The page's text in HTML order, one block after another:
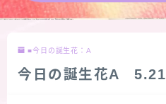
秘密部屋
■今日の誕生花：A
今日の誕生花A 5.21